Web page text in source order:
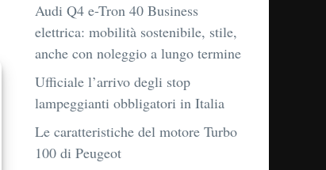
Audi Q4 e-Tron 40 Business
elettrica: mobilità sostenibile, stile,
anche con noleggio a lungo termine
Ufficiale l’arrivo degli stop
lampeggianti obbligatori in Italia
Le caratteristiche del motore Turbo
100 di Peugeot